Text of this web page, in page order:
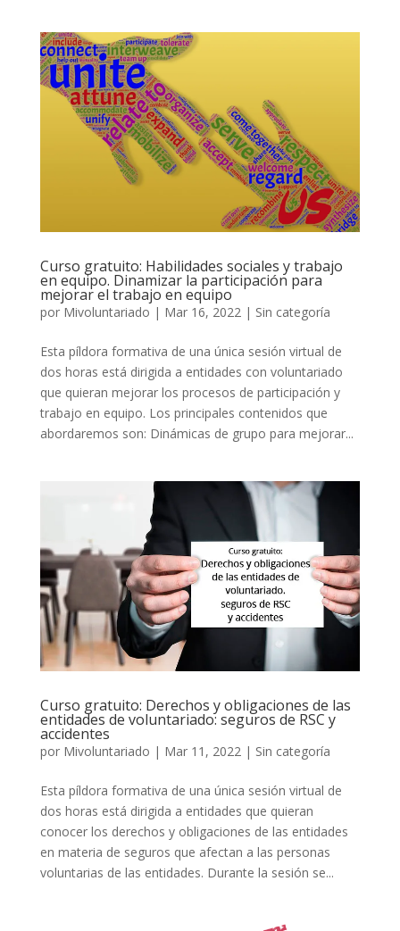
Curso gratuito: Habilidades sociales y trabajo
en equipo. Dinamizar la participación para
mejorar el trabajo en equipo
por Mivoluntariado | Mar 16, 2022| Sin categoría
Esta píldora formativa de una única sesión virtual de
dos horas está dirigida a entidades con voluntariado
que quieran mejorar los procesos de participación y
trabajo en equipo. Los principales contenidos que
abordaremos son: Dinámicas de grupo para mejorar...
Curso gratuito: Derechos y obligaciones de las
entidades de voluntariado: seguros de RSC y
accidentes
por Mivoluntariado | Mar 11, 2022| Sin categoría
Esta píldora formativa de una única sesión virtual de
dos horas está dirigida a entidades que quieran
conocer los derechos y obligaciones de las entidades
en materia de seguros que afectan a las personas
voluntarias de las entidades. Durante la sesión se...